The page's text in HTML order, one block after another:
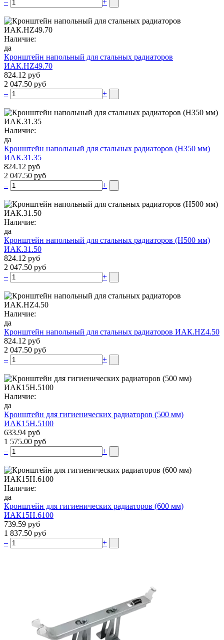
– +
Наличие:
да
Кронштейн напольный для стальных радиаторов
ИАК.НZ49.70
824.12 руб
2 047.50 руб
–
+
Наличие:
да
Кронштейн напольный для стальных радиаторов (Н350 мм)
ИАК.31.35
824.12 руб
2 047.50 руб
–
+
Наличие:
да
Кронштейн напольный для стальных радиаторов (Н500 мм)
ИАК.31.50
824.12 руб
2 047.50 руб
–
+
Наличие:
да
Кронштейн напольный для стальных радиаторов ИАК.НZ4.50
824.12 руб
2 047.50 руб
–
+
Наличие:
да
Кронштейн для гигиенических радиаторов (500 мм)
ИАК15Н.5100
633.94 руб
1 575.00 руб
–
+
Наличие:
да
Кронштейн для гигиенических радиаторов (600 мм)
ИАК15Н.6100
739.59 руб
1 837.50 руб
–
+